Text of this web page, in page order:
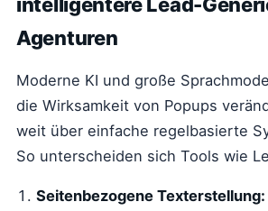
Agenturen
Moderne KI und große
die Wirksamkeit von Popups
weit über einfache regelbasierte
So unterscheiden sich Tools wie
Seitenbezogene Texterstellung: